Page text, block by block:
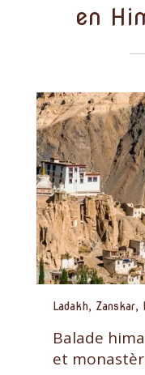
en
Ladakh, Zanskar,
Balade
et